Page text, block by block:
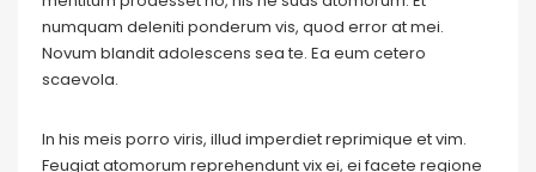
numquam deleniti ponderum vis, quod error at mei.
Novum blandit adolescens sea te. Ea eum cetero
scaevola.
In his meis porro viris, illud imperdiet reprimique et vim.
Feugiat atomorum reprehendunt vix ei, ei facete regione